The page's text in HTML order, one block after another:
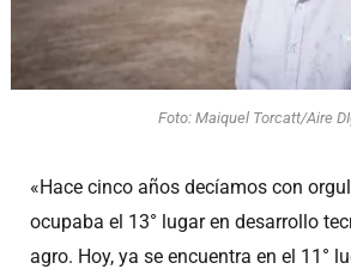
Foto: Maiquel Torcatt/Aire
«Hace cinco años decíamos con
ocupaba el 13° lugar en desarrollo
agro. Hoy, ya se encuentra en el 11°